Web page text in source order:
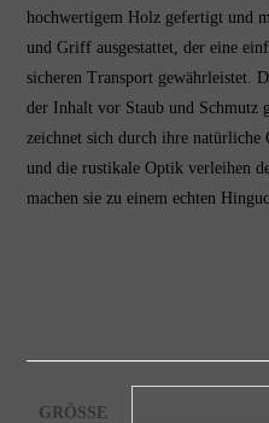
hochwertigem Holz gefertigt und
und Griff ausgestattet, der eine
sicheren Transport gewährleistet.
der Inhalt vor Staub und Schmutz
zeichnet sich durch ihre
und die rustikale Optik verleihen
machen sie zu einem echten
GRÖSSE